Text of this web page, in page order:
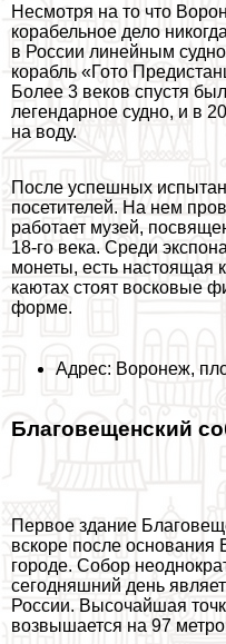
Несмотря на то что
корабельное дело
в России линейным
корабль «Гото
Более 3 веков спустя
легендарное судно, и в
на воду.
После успешных
посетителей. На нем
работает музей,
18-го века. Среди
монеты, есть настоящая
каютах стоят восковые
форме.
Адрес: Воронеж,
Благовещенский
Первое здание
вскоре после
городе. Собор
сегодняшний день
России. Высочайшая
возвышается на 97